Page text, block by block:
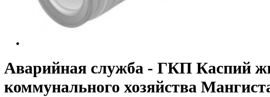
Аварийная служба - ГКП Каспий
коммунального хозяйства